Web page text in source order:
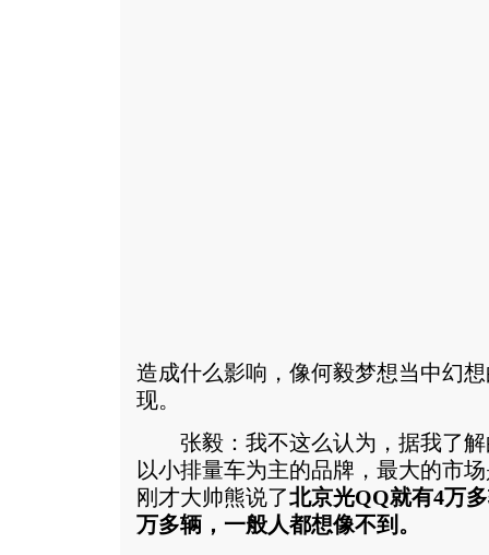
造成什么影响，像何毅梦想当中幻
现。
张毅：我不这么认为，据我了解
以小排量车为主的品牌，最大的市
刚才大帅熊说了北京光QQ就有4万
万多辆，一般人都想像不到。